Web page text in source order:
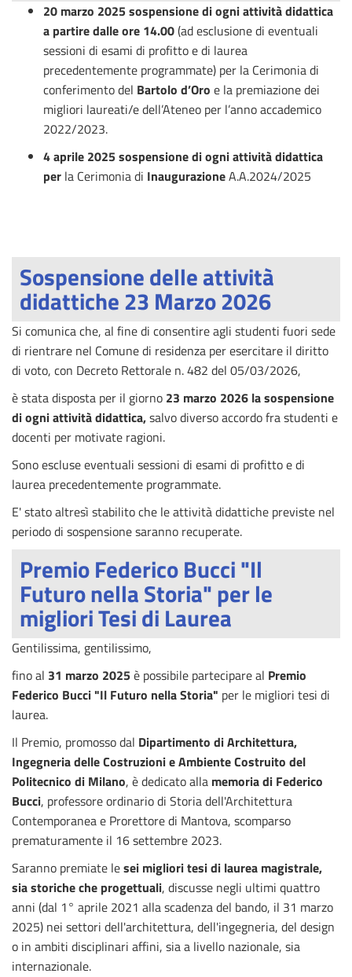
20 marzo 2025sospensione di ogni attività didattica
a partire dalle ore 14.00(adesclusione di eventuali
sessioni di esami di profitto e di laurea
precedentemente programmate) per la Cerimonia di
conferimento del Bartolo d’Oro e la premiazione dei
migliori laureati/e dell’Ateneo per l’anno accademico
2022/2023.
4 aprile 2025 sospensione di ogni attività didattica
per la Cerimonia di InaugurazioneA.A.2024/2025
Sospensione delle attività
didattiche 23 Marzo 2026
Si comunica che, al fine di consentire agli studenti fuori sede
di rientrare nel Comune di residenza per esercitare il diritto
di voto, con Decreto Rettorale n. 482 del 05/03/2026,
è stata disposta per il giorno 23 marzo 2026 la sospensione
di ogni attività didattica,salvo diverso accordo fra studenti e
docenti per motivate ragioni.
Sono escluse eventuali sessioni di esami di profitto e di
laurea precedentemente programmate.
E' stato altresì stabilito che le attività didattiche previste nel
periodo di sospensione saranno recuperate.
Premio Federico Bucci "Il
Futuro nella Storia" per le
migliori Tesi di Laurea
Gentilissima, gentilissimo,
fino al 31 marzo 2025è possibile partecipare al Premio
Federico Bucci "Il Futuro nella Storia" per le migliori tesi di
laurea.
Il Premio, promosso dal Dipartimento di Architettura,
Ingegneria delle Costruzioni e Ambiente Costruito del
Politecnico di Milano, è dedicato alla memoria di Federico
Bucci, professore ordinario di Storia dell'Architettura
Contemporanea e Prorettore di Mantova, scomparso
prematuramente il 16 settembre 2023.
Saranno premiate lesei migliori tesi di laurea magistrale,
sia storiche che progettuali, discusse negli ultimi quattro
anni (dal 1° aprile 2021 alla scadenza del bando, il 31 marzo
2025) nei settori dell'architettura, dell'ingegneria, del design
o in ambiti disciplinari affini, sia a livello nazionale, sia
internazionale.